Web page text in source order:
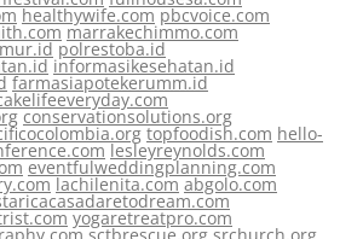
healthywife.com pbcvoice.com
marrakechimmo.com
polrestoba.id
informasikesehatan.id
farmasiapotekerumm.id
conservationsolutions.org
topfoodish.com hello-
lesleyreynolds.com
eventfulweddingplanning.com
lachilenita.com abgolo.com
yogaretreatpro.com